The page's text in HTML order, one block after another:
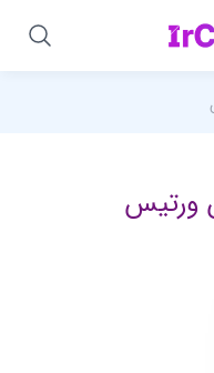
ورتیس